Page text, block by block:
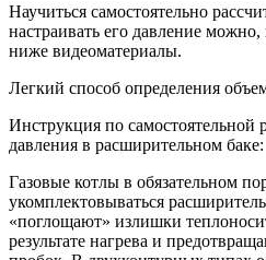
Научиться самостоятельно
настраивать его давление
ниже видеоматериалы.
Легкий способ определения
Инструкция по самостоятельной
давления в расширительном баке:
Газовые котлы в обязательном
укомплектовываться
«поглощают» излишки
результате нагрева и